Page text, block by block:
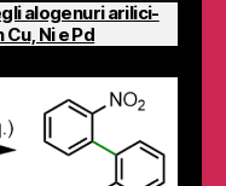
alogenuri arilici-
Ni e Pd